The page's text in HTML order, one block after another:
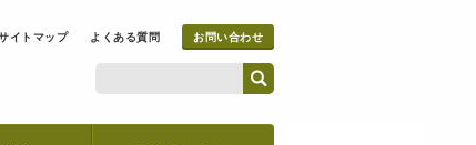
イトマップ よくある質問 お問い合わせ